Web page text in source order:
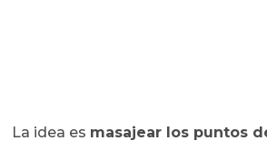
La idea es masajear los puntos